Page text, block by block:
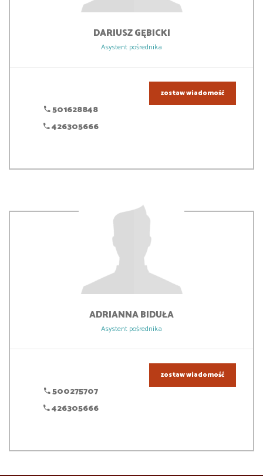
DARIUSZGĘBICKI
Asystent pośrednika
501628848
426305666
zostaw wiadomość
ADRIANNABIDUŁA
Asystent pośrednika
500275707
426305666
zostaw wiadomość